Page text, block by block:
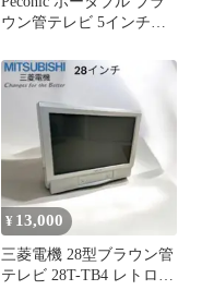
ウン管テレビ 5インチ
¥ 13,000
三菱電機 28型ブラウン管
テレビ 28T-TB4 レトロ